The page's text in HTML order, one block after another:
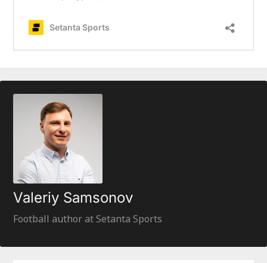
Valeriy Samsonov
Football author at Setanta Sports